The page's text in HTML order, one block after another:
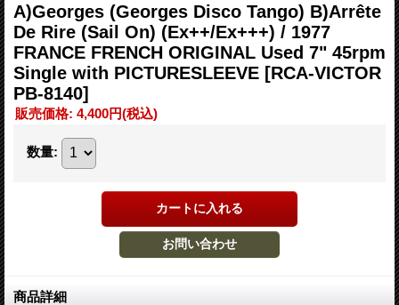
A)Georges (Georges Disco Tango) B)Arrête
De Rire (Sail On) (Ex++/Ex+++) / 1977
FRANCE FRENCH ORIGINAL Used 7" 45rpm
Single with PICTURESLEEVE [RCA-VICTOR
PB-8140]
販売価格: 4,400円(税込)
数量:
商品詳細